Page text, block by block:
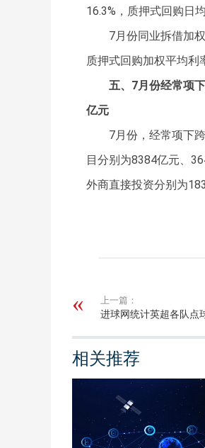
16.3%，质押式回购日
7月份同业拆借加
质押式回购加权平均利
五、7月份经常项
亿元
7月份，经常项下
目分别为8384亿元、
外商直接投资分别为
上一篇：
进球网统计英超各队点
相关推荐